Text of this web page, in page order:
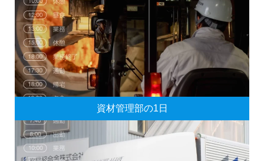
資材管理部の1日